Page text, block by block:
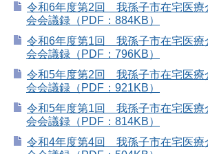
令和6年度第2回 我孫子市在宅医療
会会議録（PDF：884KB）
令和6年度第1回 我孫子市在宅医療
会会議録（PDF：796KB）
令和5年度第2回 我孫子市在宅医療
会会議録（PDF：921KB）
令和5年度第1回 我孫子市在宅医療
会会議録（PDF：814KB）
令和4年度第4回 我孫子市在宅医療